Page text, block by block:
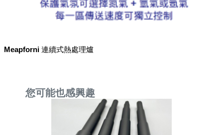
Meapforni 連續式熱處理爐
您可能也感興趣